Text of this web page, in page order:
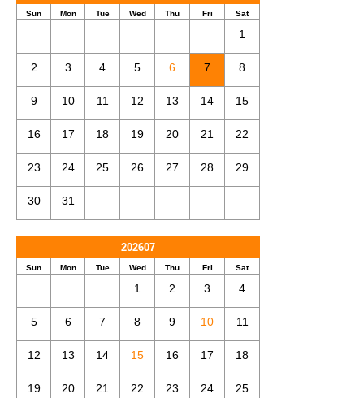
Sun Mon Tue Wed Thu Fri Sat
1
2 3 4 5 6 7 8
9 10 11 12 13 14 15
16 17 18 19 20 21 22
23 24 25 26 27 28 29
30 31
202607
Sun Mon Tue Wed Thu Fri Sat
1 2 3 4
5 6 7 8 9 10 11
12 13 14 15 16 17 18
19 20 21 22 23 24 25